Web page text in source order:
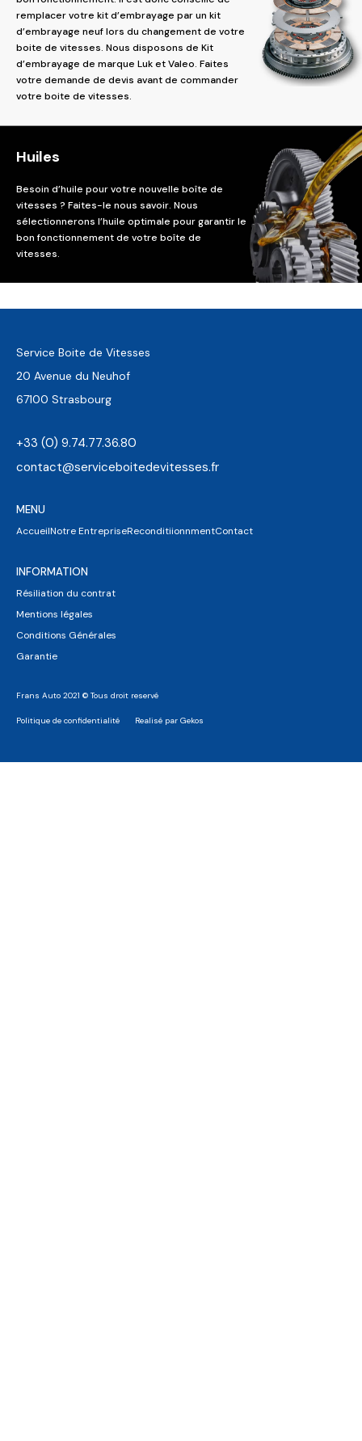
remplacer votre kit d’embrayage par un kit
d’embrayage neuf lors du changement de votre
boite de vitesses. Nous disposons de Kit
d’embrayage de marque Luk et Valeo. Faites
votre demande de devis avant de commander
votre boite de vitesses.
Huiles
Besoin d’huile pour votre nouvelle boîte de
vitesses ? Faites-le nous savoir. Nous
sélectionnerons l’huile optimale pour garantir le
bon fonctionnement de votre boîte de
vitesses.
Service Boite de Vitesses
20 Avenue du Neuhof
67100 Strasbourg
+33 (0) 9.74.77.36.80
contact@serviceboitedevitesses.fr
MENU
AccueilNotre EntrepriseReconditiionnmentContact
INFORMATION
Résiliation du contrat
Mentions légales
Conditions Générales
Garantie
Frans Auto 2021 © Tous droit reservé
Politique de confidentialité Realisé par Gekos